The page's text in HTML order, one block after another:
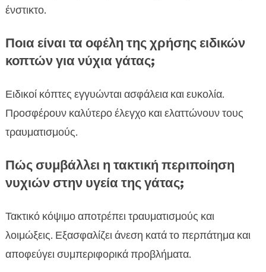
ένστικτο.
Ποια είναι τα οφέλη της χρήσης ειδικών
κοπτών για νύχια γάτας;
Ειδικοί κόπτες εγγυώνται ασφάλεια και ευκολία.
Προσφέρουν καλύτερο έλεγχο και ελαττώνουν τους
τραυματισμούς.
Πώς συμβάλλει η τακτική περιποίηση
νυχιών στην υγεία της γάτας;
Τακτικό κόψιμο αποτρέπει τραυματισμούς και
λοιμώξεις. Εξασφαλίζει άνεση κατά το περπάτημα και
αποφεύγει συμπεριφορικά προβλήματα.